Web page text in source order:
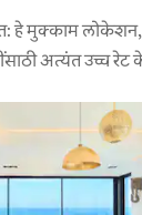
हे मुक्काम लोकेशन,
अत्यंत उच्च